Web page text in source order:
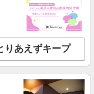
塚店
ッフ ＜優先募集日
給1300円
りあえずキープ